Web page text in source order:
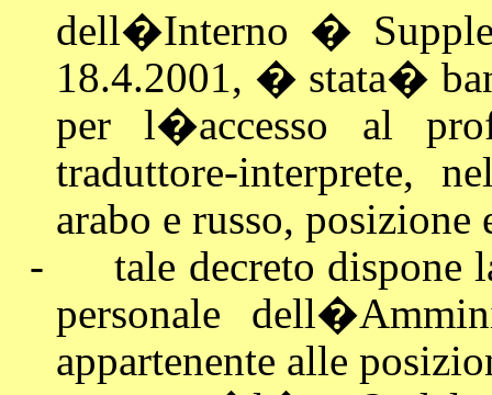
dell�Interno �
18.4.2001, � stata�
per l�accesso al
traduttore-interprete,
arabo e russo, posizione
-
tale decreto dispone
personale
appartenente alle